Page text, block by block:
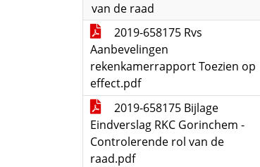
van de raad
2019-658175 Rvs
Aanbevelingen
rekenkamerrapport Toezien op
effect.pdf
2019-658175 Bijlage
Eindverslag RKC Gorinchem -
Controlerende rol van de
raad.pdf